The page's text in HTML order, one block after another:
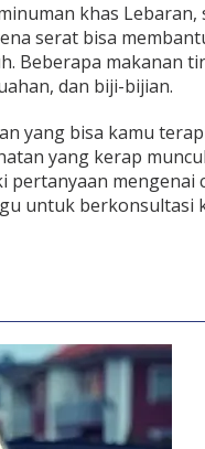
khas Lebaran,
serat bisa
Beberapa makanan
dan biji-bijian.
yang bisa kamu
yang kerap
pertanyaan mengenai
untuk berkonsultasi